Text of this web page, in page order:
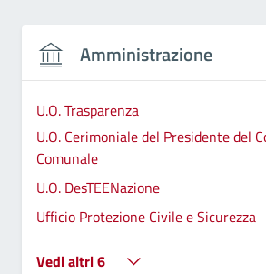
Amministrazione
U.O. Trasparenza
U.O. Cerimoniale del Presidente del
Comunale
U.O. DesTEENazione
Ufficio Protezione Civile e Sicurezza
Vedi altri 6